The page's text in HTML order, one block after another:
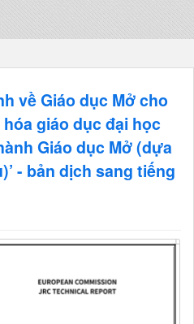
về Giáo dục Mở cho
giáo dục đại học
Giáo dục Mở (dựa
- bản dịch sang tiếng